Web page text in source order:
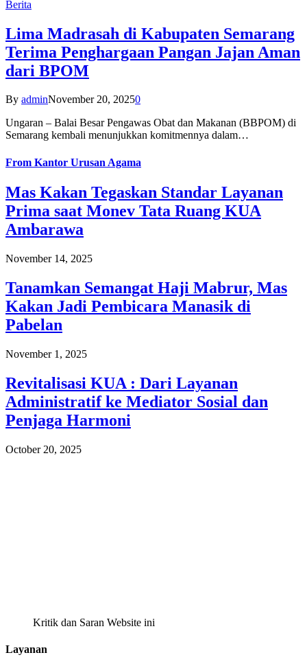
Berita
Lima Madrasah di Kabupaten Semarang
Terima Penghargaan Pangan Jajan Aman
dari BPOM
By adminNovember 20, 20250
Ungaran – Balai Besar Pengawas Obat dan Makanan (BBPOM) di
Semarang kembali menunjukkan komitmennya dalam…
From Kantor Urusan Agama
Mas Kakan Tegaskan Standar Layanan
Prima saat Monev Tata Ruang KUA
Ambarawa
November 14, 2025
Tanamkan Semangat Haji Mabrur, Mas
Kakan Jadi Pembicara Manasik di
Pabelan
November 1, 2025
Revitalisasi KUA : Dari Layanan
Administratif ke Mediator Sosial dan
Penjaga Harmoni
October 20, 2025
Kritik dan Saran Website ini
Layanan